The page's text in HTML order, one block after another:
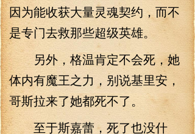
因为能收获大量灵魂契约，而不
是专门去救那些超级英雄。
另外，格温肯定不会死，她
体内有魔王之力，别说基里安，
哥斯拉来了她都死不了。
至于斯嘉蕾，死了也没什